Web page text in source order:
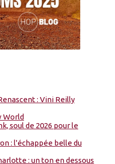
: Vini Reilly
World
soul de 2026 pour le
: l'échappée belle du
: un ton en dessous